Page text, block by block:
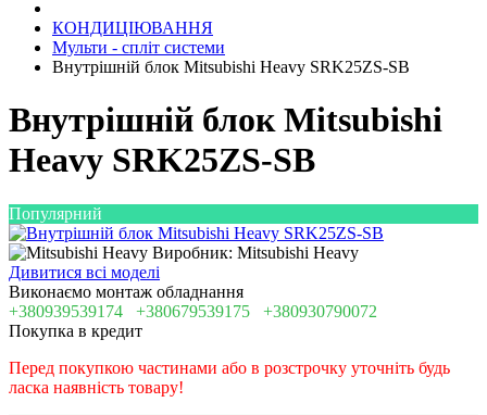
КОНДИЦІЮВАННЯ
Мульти - спліт системи
Внутрішній блок Mitsubishi Heavy SRK25ZS-SB
Внутрішній блок Mitsubishi
Heavy SRK25ZS-SB
Популярний
Виробник: Mitsubishi Heavy
Дивитися всі моделі
Виконаємо монтаж обладнання
+380939539174 +380679539175 +380930790072
Покупка в кредит
Перед покупкою частинами або в розстрочку уточніть будь
ласка наявність товару!